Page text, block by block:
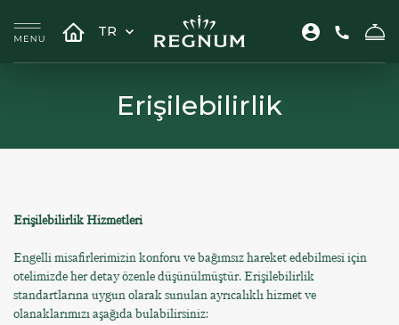
TR
Erişilebilirlik
Erişilebilirlik Hizmetleri
Engelli misafirlerimizin konforu ve bağımsız hareket edebilmesi için
otelimizde her detay özenle düşünülmüştür. Erişilebilirlik
standartlarına uygun olarak sunulan ayrıcalıklı hizmet ve
olanaklarımızı aşağıda bulabilirsiniz: